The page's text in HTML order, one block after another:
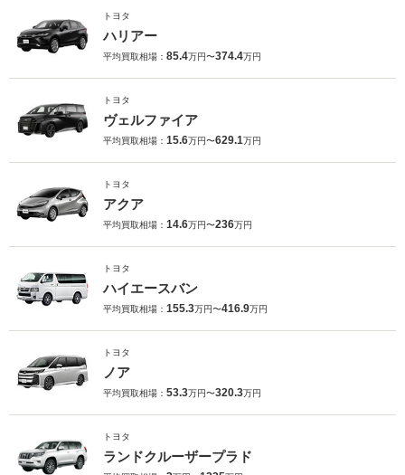
トヨタ
ハリアー
平均買取相場： 85.4万円〜374.4万円
トヨタ
ヴェルファイア
平均買取相場： 15.6万円〜629.1万円
トヨタ
アクア
平均買取相場： 14.6万円〜236万円
トヨタ
ハイエースバン
平均買取相場： 155.3万円〜416.9万円
トヨタ
ノア
平均買取相場： 53.3万円〜320.3万円
トヨタ
ランドクルーザープラド